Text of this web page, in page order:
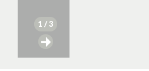
1 / 3